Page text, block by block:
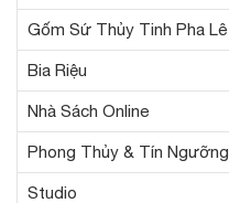
Gốm Sứ Thủy Tinh Pha Lê
Bia Riệu
Nhà Sách Online
Phong Thủy & Tín Ngưỡng
Studio